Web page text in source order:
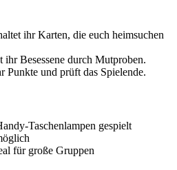
ihr Karten, die euch heimsuchen
Besessene durch Mutproben.
Punkte und prüft das Spielende.
Taschenlampen gespielt
für große Gruppen